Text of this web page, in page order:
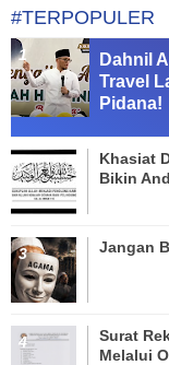
#TERPOPULER
Dahnil
Travel
Pidana!
Khasiat
Bikin
Jangan
Surat
Melalui